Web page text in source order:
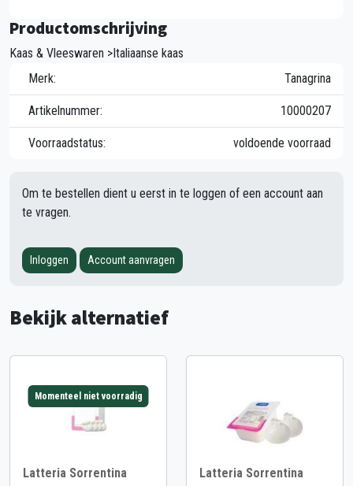
Productomschrijving
Kaas & Vleeswaren >Italiaanse kaas
Merk:
Tanagrina
Artikelnummer: 10000207
Voorraadstatus: voldoende voorraad
Om te bestellen dient u eerst in te loggen of een account aan
te vragen.
Inloggen Account aanvragen
Bekijk alternatief
Momenteel niet voorradig
Latteria Sorrentina
Latteria Sorrentina